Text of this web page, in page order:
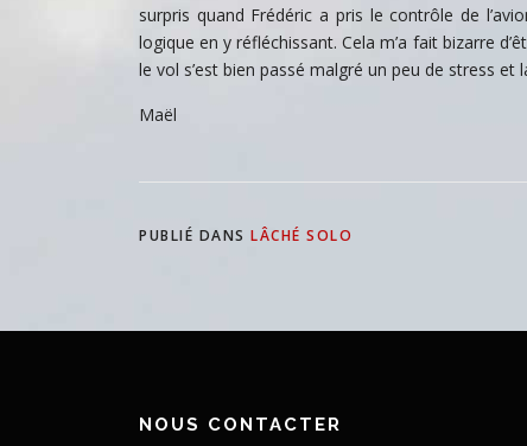
surpris quand Frédéric a pris le contrôle de
logique en y réfléchissant. Cela m’a fait bizarre
le vol s’est bien passé malgré un peu de stress et
Maël
PUBLIÉ DANS LÂCHÉ SOLO
NOUS CONTACTER